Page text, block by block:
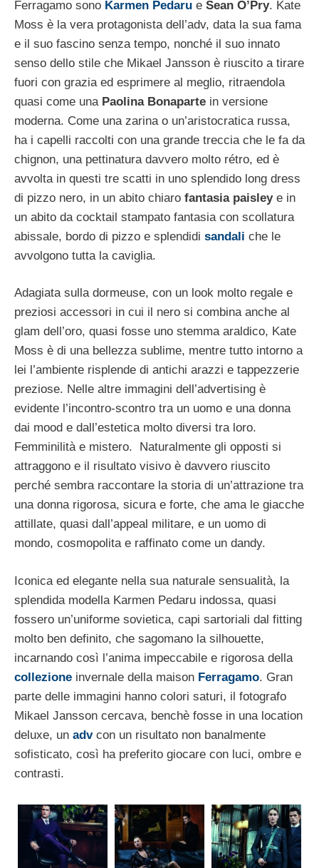
Ferragamo sono Karmen Pedaru e Sean O’Pry. Kate
Moss è la vera protagonista dell’adv, data la sua fama
e il suo fascino senza tempo, nonché il suo innato
senso dello stile che Mikael Jansson è riuscito a tirare
fuori con grazia ed esprimere al meglio, ritraendola
quasi come una Paolina Bonaparte in versione
moderna. Come una zarina o un’aristocratica russa,
ha i capelli raccolti con una grande treccia che le fa da
chignon, una pettinatura davvero molto rétro, ed è
avvolta in questi tre scatti in uno splendido long dress
di pizzo nero, in un abito chiaro fantasia paisleye in
un abito da cocktail stampato fantasia con scollatura
abissale, bordo di pizzo e splendidi sandali che le
avvolgono tutta la caviglia.
Adagiata sulla dormeuse, con un look molto regale e
preziosi accessori in cui il nero si combina anche al
glam dell’oro, quasi fosse uno stemma araldico, Kate
Moss è di una bellezza sublime, mentre tutto intorno a
lei l’ambiente risplende di antichi arazzi e tappezzerie
preziose. Nelle altre immagini dell’advertising è
evidente l’incontro-scontro tra un uomo e una donna
dai mood e dall’estetica molto diversi tra loro.
Femminilità e mistero. Naturalmente gli opposti si
attraggono e il risultato visivo è davvero riuscito
perché sembra raccontare la storia di un’attrazione tra
una donna rigorosa, sicura e forte, che ama le giacche
attillate, quasi dall’appeal militare, e un uomo di
mondo, cosmopolita e raffinato come un dandy.
Iconica ed elegante nella sua naturale sensualità, la
splendida modella Karmen Pedaru indossa, quasi
fossero un’uniforme sovietica, capi sartoriali dal fitting
molto ben definito, che sagomano la silhouette,
incarnando così l’anima impeccabile e rigorosa della
collezione invernale della maison Ferragamo. Gran
parte delle immagini hanno colori saturi, il fotografo
Mikael Jansson cercava, benchè fosse in una location
deluxe, un adv con un risultato non banalmente
sofisticato, così ha preferito giocare con luci, ombre e
contrasti.